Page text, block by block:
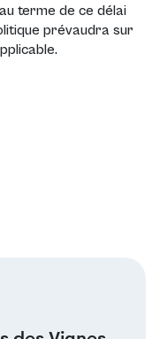
terme de ce délai
prévaudra sur